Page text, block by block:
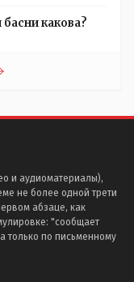
какова?
и аудиоматериалы),
не более одной трети
абзаце, как
"сообщает
только по письменному